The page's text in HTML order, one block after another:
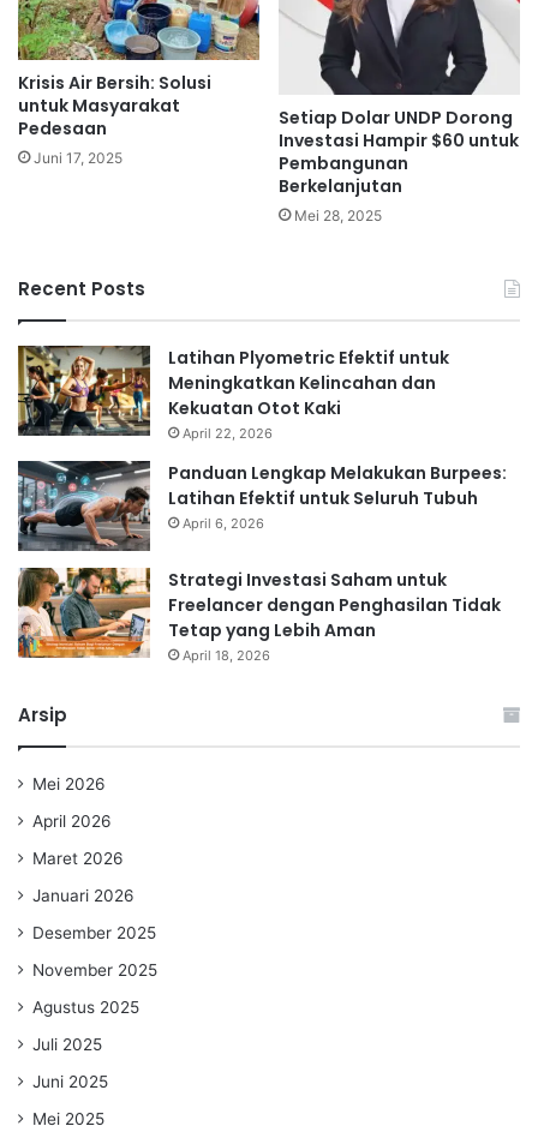
Krisis Air Bersih: Solusi
untuk Masyarakat
Pedesaan
Juni 17, 2025
Setiap Dolar UNDP Dorong
Investasi Hampir $60 untuk
Pembangunan
Berkelanjutan
Mei 28, 2025
Recent Posts
Latihan Plyometric Efektif untuk
Meningkatkan Kelincahan dan
Kekuatan Otot Kaki
April 22, 2026
Panduan Lengkap Melakukan Burpees:
Latihan Efektif untuk Seluruh Tubuh
April 6, 2026
Strategi Investasi Saham untuk
Freelancer dengan Penghasilan Tidak
Tetap yang Lebih Aman
April 18, 2026
Arsip
Mei 2026
April 2026
Maret 2026
Januari 2026
Desember 2025
November 2025
Agustus 2025
Juli 2025
Juni 2025
Mei 2025